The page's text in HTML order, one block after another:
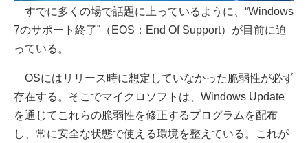
すでに多くの場で話題に上っているように、“Windows
7のサポート終了”（EOS：End Of Support）が目前に迫
っている。
OSにはリリース時に想定していなかった脆弱性が必ず
存在する。そこでマイクロソフトは、Windows Update
を通じてこれらの脆弱性を修正するプログラムを配布
し、常に安全な状態で使える環境を整えている。これが